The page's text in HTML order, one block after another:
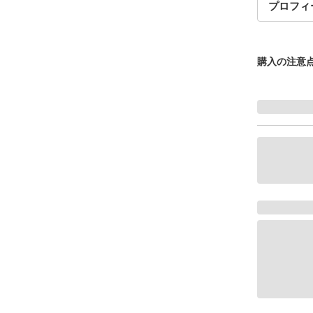
プロフ
購入の注意